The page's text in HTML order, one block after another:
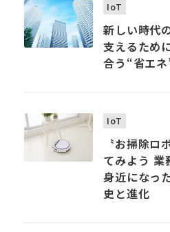
IoT
新しい時代
支えるため
合う“省エ
IoT
〝お掃除ロ
てみよう ――
身近になっ
史と進化